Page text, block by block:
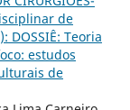
de
DOSSIÊ: Teoria
estudos
de